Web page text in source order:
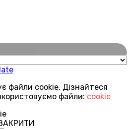
файли cookie. Дізнайтеся
файли: cookie